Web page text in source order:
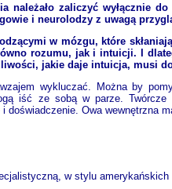
należało zaliczyć wyłącznie
i neurolodzy z uwagą
w mózgu, które
rozumu, jak i intuicji. I
jakie daje intuicja, musi
wykluczać. Można by
iść ze sobą w parze.
Owa wewnętrzna
w stylu